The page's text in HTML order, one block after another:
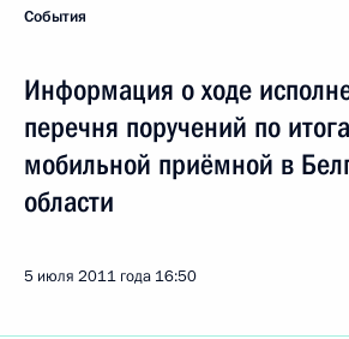
События
Информация о ходе
перечня поручений по
мобильной приёмной в
области
5 июля 2011 года 16:50